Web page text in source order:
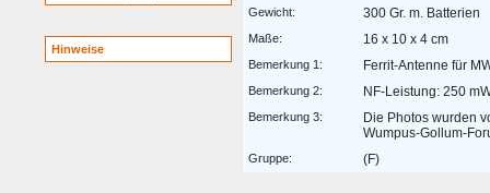
Hinweise
Gewicht: 300 Gr. m. Batterien
Maße: 16 x 10 x 4 cm
Bemerkung 1: Ferrit-Antenne für
Bemerkung 2: NF-Leistung: 250
Bemerkung 3:
Die Photos wurden
Wumpus-Gollum-
Gruppe: (F)